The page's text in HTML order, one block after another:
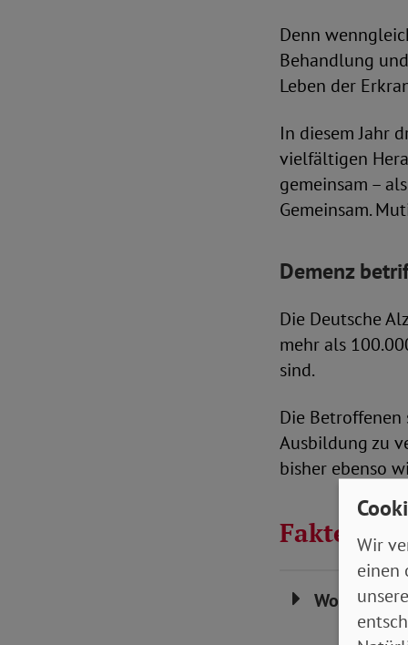
Denn
Behandlung
Leben der
In diesem Jahr
vielfältigen
gemeinsam –
Gemeinsam.
Demenz
Die Deutsche
mehr als
sind.
Die
Ausbildung zu
bisher ebenso
Fakten zu
Woher
Wir
einen